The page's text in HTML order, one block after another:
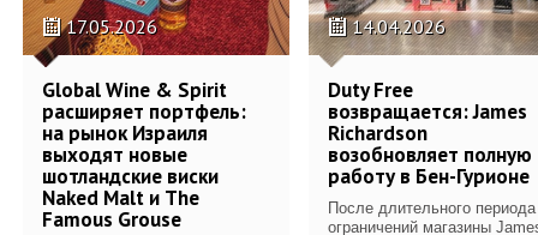
17.05.2026
Global Wine & Spirit
расширяет портфель:
на рынок Израиля
выходят новые
шотландские виски
Naked Malt и The
Famous Grouse
14.04.2026
Duty Free
возвращается: James
Richardson
возобновляет полную
работу в Бен-Гурионе
После длительного периода
ограничений магазины